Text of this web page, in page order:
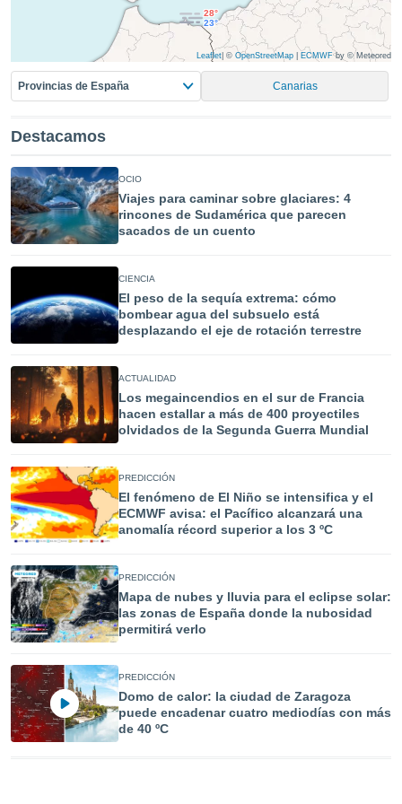
crear un
uso de
contenido
medir el
de la
el
del
de
de
de
uso de
con el
e
mediante
publicidad
publicidad
de
1199
Leaflet © OpenStreetMap ECMWFby © Meteored
28°
23°
Provincias de España Canarias
Destacamos
OCIO
Viajes para caminar sobre glaciares: 4
rincones de Sudamérica que parecen
sacados de un cuento
CIENCIA
El peso de la sequía extrema: cómo
bombear agua del subsuelo está
desplazando el eje de rotación terrestre
ACTUALIDAD
Los megaincendios en el sur de Francia
hacen estallar a más de 400 proyectiles
olvidados de la Segunda Guerra Mundial
PREDICCIÓN
El fenómeno de El Niño se intensifica y el
ECMWF avisa: el Pacífico alcanzará una
anomalía récord superior a los 3 ºC
PREDICCIÓN
Mapa de nubes y lluvia para el eclipse solar:
las zonas de España donde la nubosidad
permitirá verlo
PREDICCIÓN
Domo de calor: la ciudad de Zaragoza
puede encadenar cuatro mediodías con más
de 40 ºC